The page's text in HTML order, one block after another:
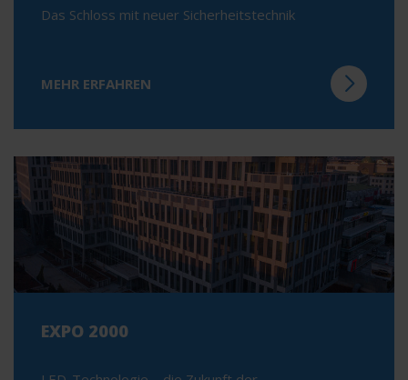
Das Schloss mit neuer Sicherheitstechnik
MEHR ERFAHREN
EXPO 2000